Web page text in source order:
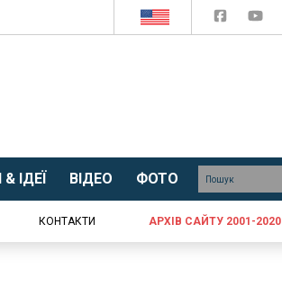
ІДЕЇ ВІДЕО ФОТО
КОНТАКТИ АРХІВ САЙТУ 2001-2020